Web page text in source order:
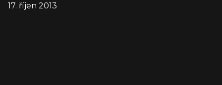
17. říjen 2013